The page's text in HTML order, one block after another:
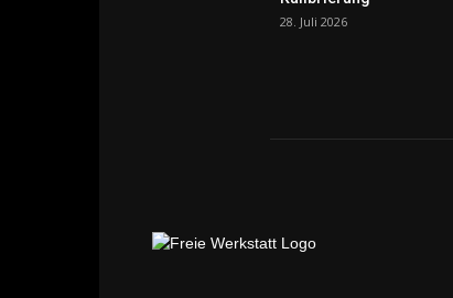
28. Juli 2026